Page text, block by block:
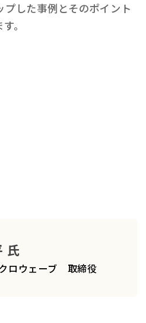
した事例とそのポイント
。
氏
クロウェーブ 取締役